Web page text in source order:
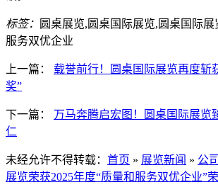
标签：
圆桌展览,圆桌国际展览,圆桌国际
服务双优企业
上一篇： 载誉前行！圆桌国际展览再度斩
奖”
下一篇：
万马奔腾启宏图！圆桌国际展览
仁
未经允许不得转载： 首页 » 展览新闻 » 公
展览荣获2025年度“质量和服务双优企业”